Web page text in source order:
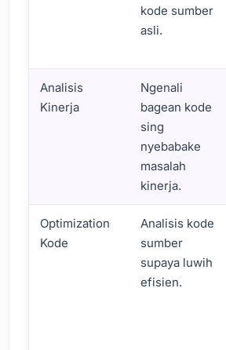
kode sumber
asli.
Analisis
Kinerja
Ngenali
bagean kode
sing
nyebabake
masalah
kinerja.
Optimization
Kode
Analisis kode
sumber
supaya luwih
efisien.